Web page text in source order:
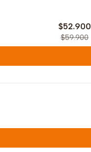
$52.900
$59.900